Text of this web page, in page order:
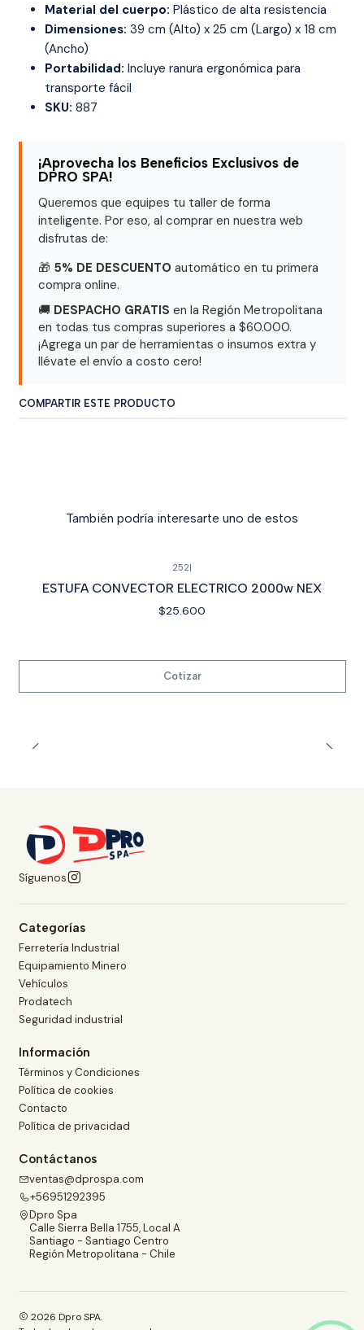
Material del cuerpo: Plástico de alta resistencia
Dimensiones: 39 cm (Alto) x 25 cm (Largo) x 18 cm
(Ancho)
Portabilidad: Incluye ranura ergonómica para
transporte fácil
SKU: 887
¡Aprovecha los Beneficios Exclusivos de
DPRO SPA!
Queremos que equipes tu taller de forma
inteligente. Por eso, al comprar en nuestra web
disfrutas de:
🎁 5% DE DESCUENTO automático en tu primera
compra online.
🚚 DESPACHO GRATIS en la Región Metropolitana
en todas tus compras superiores a $60.000.
¡Agrega un par de herramientas o insumos extra y
llévate el envío a costo cero!
COMPARTIR ESTE PRODUCTO
También podría interesarte uno de estos
252|
ESTUFA CONVECTOR ELECTRICO 2000w NEX
$25.600
Cotizar
Síguenos
Categorías
Ferretería Industrial
Equipamiento Minero
Vehículos
Prodatech
Seguridad industrial
Información
Términos y Condiciones
Política de cookies
Contacto
Política de privacidad
Contáctanos
ventas@dprospa.com
+56951292395
Dpro Spa
Calle Sierra Bella 1755, Local A
Santiago - Santiago Centro
Región Metropolitana - Chile
2026 Dpro SPA.